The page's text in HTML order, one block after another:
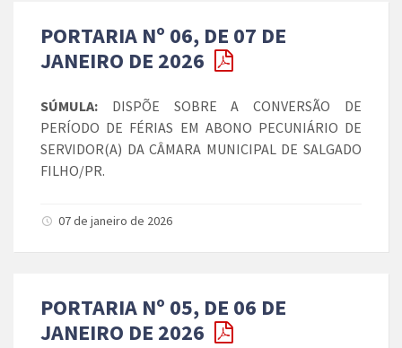
PORTARIA Nº 06, DE 07 DE
JANEIRO DE 2026
SÚMULA: DISPÕE SOBRE A CONVERSÃO DE
PERÍODO DE FÉRIAS EM ABONO PECUNIÁRIO DE
SERVIDOR(A) DA CÂMARA MUNICIPAL DE SALGADO
FILHO/PR.
07 de janeiro de 2026
PORTARIA Nº 05, DE 06 DE
JANEIRO DE 2026